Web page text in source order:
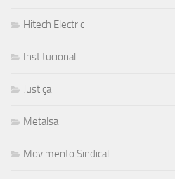
Hitech Electric
Institucional
Justiça
Metalsa
Movimento Sindical